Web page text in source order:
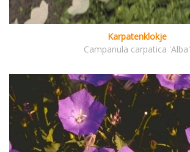
Karpatenklokje
Campanula carpatica 'Alba'